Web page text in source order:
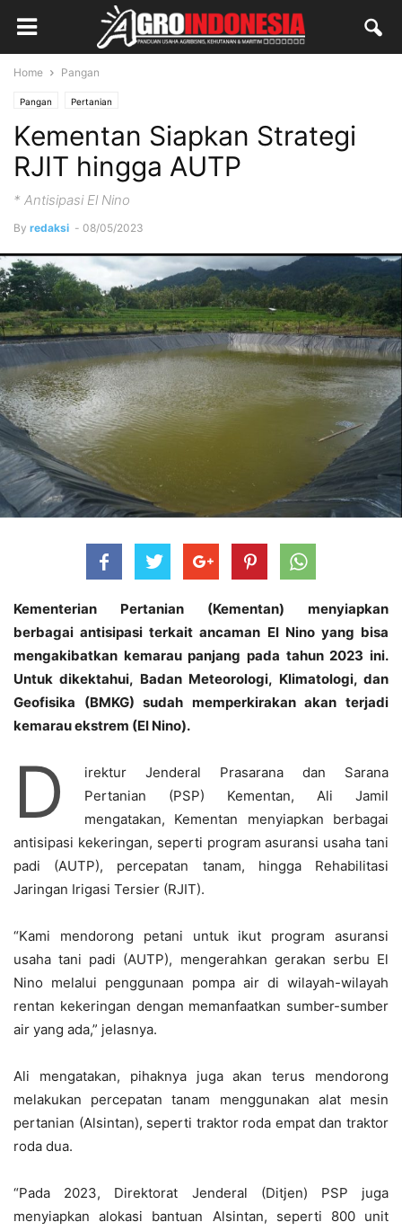
Home Pangan
Pangan Pertanian
Kementan Siapkan Strategi
RJIT hingga AUTP
* Antisipasi El Nino
By redaksi - 08/05/2023
Kementerian Pertanian (Kementan) menyiapkan
berbagai antisipasi terkait ancaman El Nino yang bisa
mengakibatkan kemarau panjang pada tahun 2023 ini.
Untuk dikektahui, Badan Meteorologi, Klimatologi, dan
Geofisika (BMKG) sudah memperkirakan akan terjadi
kemarau ekstrem (El Nino).
D
irektur Jenderal Prasarana dan Sarana
Pertanian (PSP) Kementan, Ali Jamil
mengatakan, Kementan menyiapkan berbagai
antisipasi kekeringan, seperti program asuransi usaha tani
padi (AUTP), percepatan tanam, hingga Rehabilitasi
Jaringan Irigasi Tersier (RJIT).
“Kami mendorong petani untuk ikut program asuransi
usaha tani padi (AUTP), mengerahkan gerakan serbu El
Nino melalui penggunaan pompa air di wilayah-wilayah
rentan kekeringan dengan memanfaatkan sumber-sumber
air yang ada,” jelasnya.
Ali mengatakan, pihaknya juga akan terus mendorong
melakukan percepatan tanam menggunakan alat mesin
pertanian (Alsintan), seperti traktor roda empat dan traktor
roda dua.
“Pada 2023, Direktorat Jenderal (Ditjen) PSP juga
menyiapkan alokasi bantuan Alsintan, seperti 800 unit